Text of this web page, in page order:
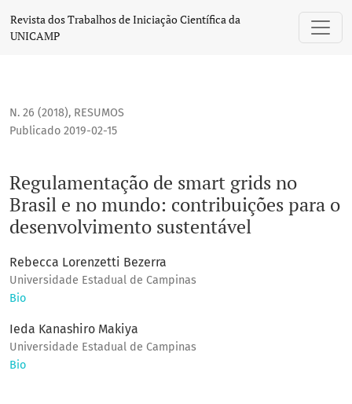
Regulamentação de smart grids no Brasil e no mundo:
Revista dos Trabalhos de Iniciação Científica da
UNICAMP
N. 26 (2018), RESUMOS
Regulamentação de smart grids no
Brasil e no mundo: contribuições para o
desenvolvimento sustentável
Publicado 2019-02-15
Rebecca Lorenzetti Bezerra
Universidade Estadual de Campinas
Bio
Ieda Kanashiro Makiya
Universidade Estadual de Campinas
Bio